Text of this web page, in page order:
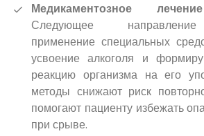
Медикаментозное
Следующее направление
применение специальных
усвоение алкоголя и
реакцию организма на его
методы снижают риск
помогают пациенту избежать
при срыве.